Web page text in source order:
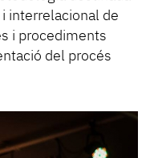
interrelacional de
i procediments
del procés